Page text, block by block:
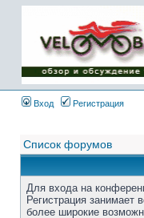
Вход Регистрация
Список форумов
Для входа на
Регистрация занимает
более широкие